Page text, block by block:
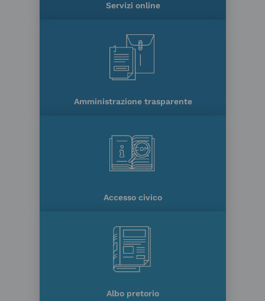
Servizi online
Amministrazione trasparente
Accesso civico
Albo pretorio